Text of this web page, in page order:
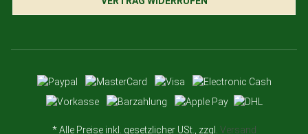
* Alle Preise inkl. gesetzlicher USt., zzgl. Versand